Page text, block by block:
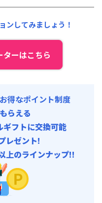
ンしてみましょう！
ーはこちら
得なポイント制度
らえる
ギフトに交換可能
レゼント!
上のラインナップ!!